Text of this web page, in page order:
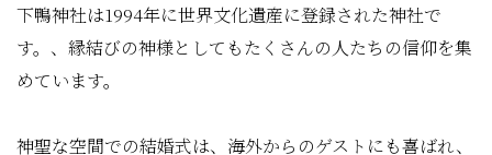
下鴨神社は1994年に世界文化遺産に登録された神社で
す。、縁結びの神様としてもたくさんの人たちの信仰を集
めています。
神聖な空間での結婚式は、海外からのゲストにも喜ばれ、